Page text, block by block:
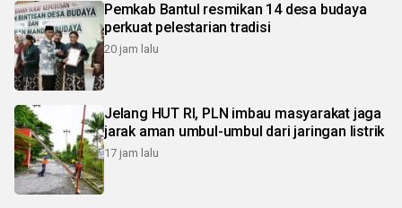
Pemkab Bantul resmikan 14 desa budaya
perkuat pelestarian tradisi
20 jam lalu
Jelang HUT RI, PLN imbau masyarakat jaga
jarak aman umbul-umbul dari jaringan listrik
17 jam lalu